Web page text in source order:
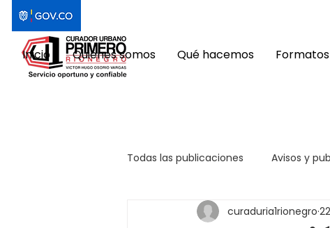
Inicio Quiénes somos Qué hacemos
Todas las publicaciones Avisos y
curaduria1rionegro